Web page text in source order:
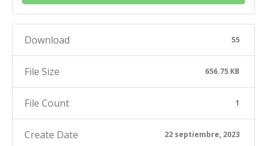
Download 55
File Size 656.75 KB
File Count 1
Create Date 22 septiembre, 2023